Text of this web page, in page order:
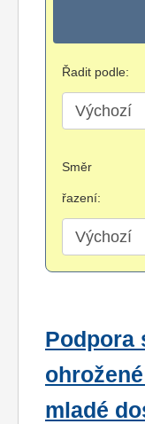
Řadit podle:
Směr
řazení:
Podpora
mladé